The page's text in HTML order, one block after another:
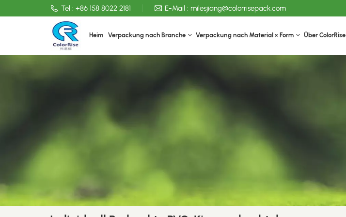
Tel : +86 158 8022 2181 E-Mail : milesjiang@colorrisepack.com
Heim Verpackung nach Branche Verpackung nach Material × Form Über ColorRise